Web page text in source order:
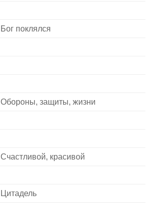
Бог поклялся
Обороны, защиты, жизни
Счастливой, красивой
Цитадель